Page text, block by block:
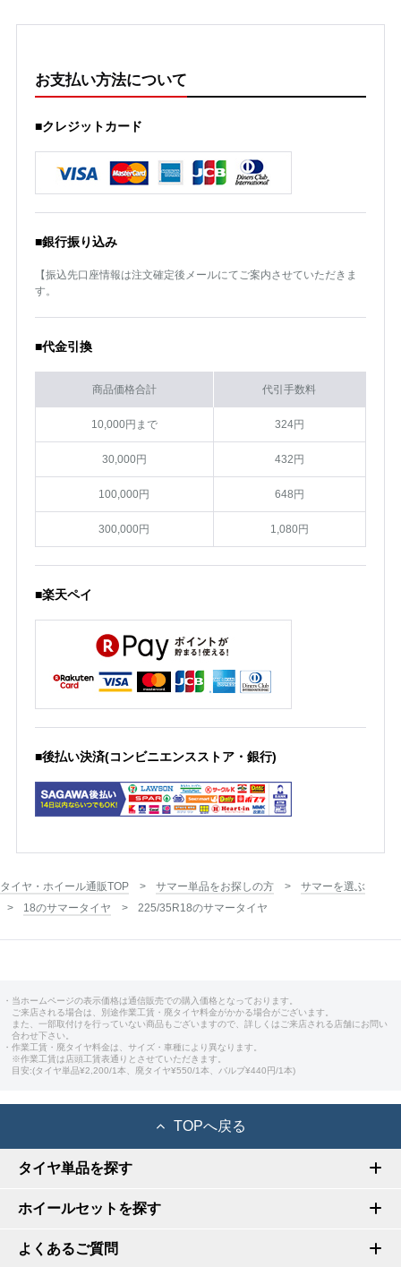
お支払い方法について
■クレジットカード
■銀行振り込み
【振込先口座情報は注文確定後メールにてご案内させていただきま
す。
■代金引換
商品価格合計 代引手数料
10,000円まで 324円
30,000円 432円
100,000円 648円
300,000円 1,080円
■楽天ペイ
■後払い決済(コンビニエンスストア・銀行)
タイヤ・ホイール通販TOP サマー単品をお探しの方
サマーを選ぶ
18のサマータイヤ
225/35R18のサマータイヤ
・当ホームページの表示価格は通信販売での購入価格となっております。
ご来店される場合は、別途作業工賃・廃タイヤ料金がかかる場合がございます。
また、一部取付けを行っていない商品もございますので、詳しくはご来店される店舗にお問い
合わせ下さい。
・作業工賃・廃タイヤ料金は、サイズ・車種により異なります。
※作業工賃は店頭工賃表通りとさせていただきます。
目安:(タイヤ単品¥2,200/1本、廃タイヤ¥550/1本、バルブ¥440円/1本)
TOPへ戻る
タイヤ単品を探す
ホイールセットを探す
よくあるご質問